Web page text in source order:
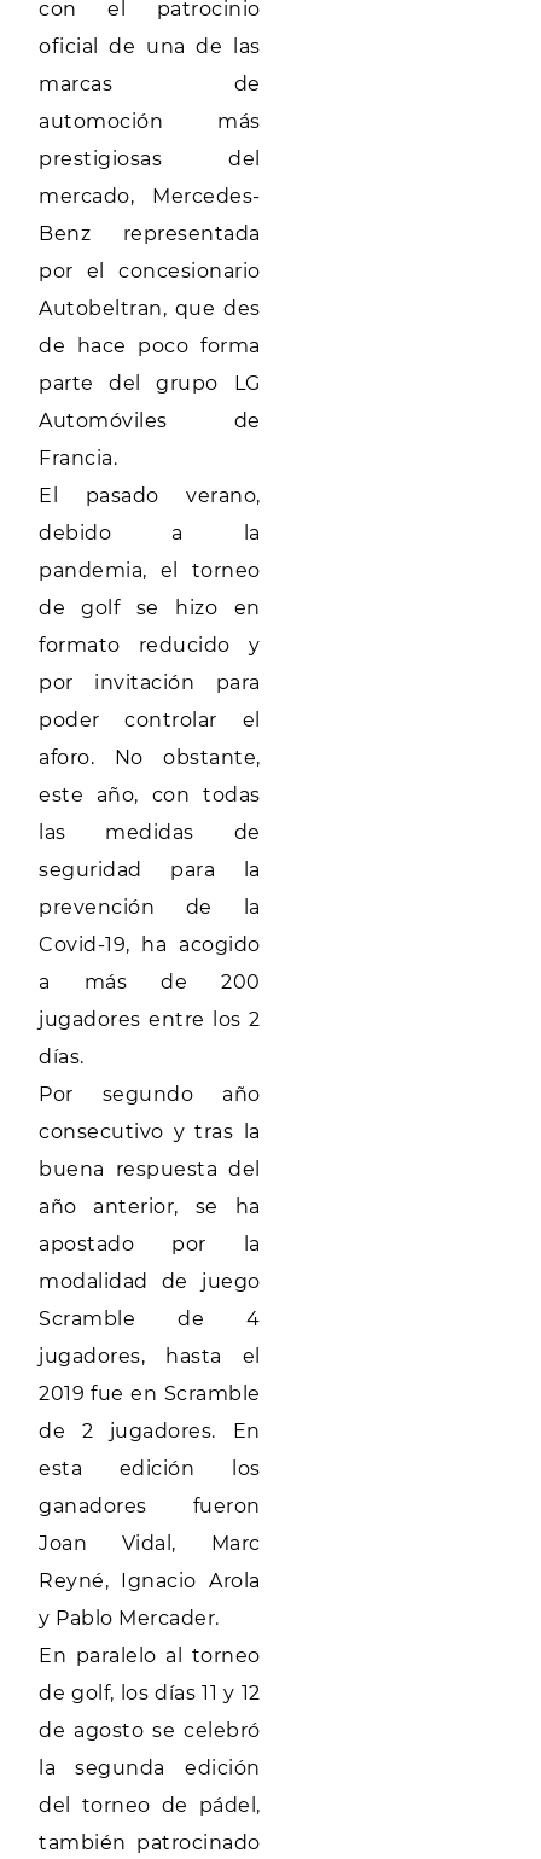
con el patrocinio
oficial de una de las
marcas de
automoción más
prestigiosas del
mercado, Mercedes-
Benz representada
por el concesionario
Autobeltran, que des
de hace poco forma
parte del grupo LG
Automóviles de
Francia.
El pasado verano,
debido a la
pandemia, el torneo
de golf se hizo en
formato reducido y
por invitación para
poder controlar el
aforo. No obstante,
este año, con todas
las medidas de
seguridad para la
prevención de la
Covid-19, ha acogido
a más de 200
jugadores entre los 2
días.
Por segundo año
consecutivo y tras la
buena respuesta del
año anterior, se ha
apostado por la
modalidad de juego
Scramble de 4
jugadores, hasta el
2019 fue en Scramble
de 2 jugadores. En
esta edición los
ganadores fueron
Joan Vidal, Marc
Reyné, Ignacio Arola
y Pablo Mercader.
En paralelo al torneo
de golf, los días 11 y 12
de agosto se celebró
la segunda edición
del torneo de pádel,
también patrocinado